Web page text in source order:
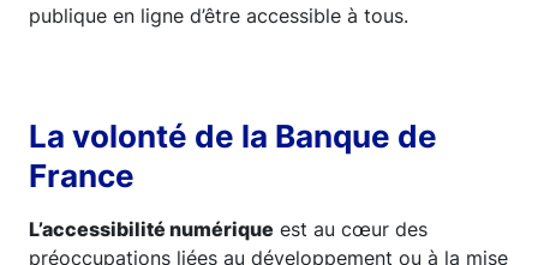
publique en ligne d’être accessible à tous.
La volonté de la Banque de
France
L’accessibilité numérique est au cœur des
préoccupations liées au développement ou à la mise